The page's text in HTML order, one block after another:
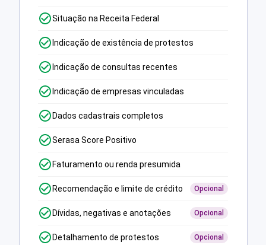
Situação na Receita Federal
Indicação de existência de protestos
Indicação de consultas recentes
Indicação de empresas vinculadas
Dados cadastrais completos
Serasa Score Positivo
Faturamento ou renda presumida
Recomendação e limite de crédito Opcional
Dívidas, negativas e anotações Opcional
Detalhamento de protestos Opcional